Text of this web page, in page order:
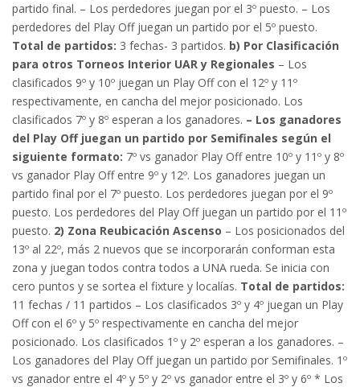
partido final. – Los perdedores juegan por el 3º puesto. – Los
perdedores del Play Off juegan un partido por el 5º puesto.
Total de partidos: 3 fechas- 3 partidos. b) Por Clasificación
para otros Torneos Interior UAR y Regionales – Los
clasificados 9º y 10º juegan un Play Off con el 12º y 11º
respectivamente, en cancha del mejor posicionado. Los
clasificados 7º y 8º esperan a los ganadores. – Los ganadores
del Play Off juegan un partido por Semifinales según el
siguiente formato: 7º vs ganador Play Off entre 10º y 11º y 8º
vs ganador Play Off entre 9º y 12º. Los ganadores juegan un
partido final por el 7º puesto. Los perdedores juegan por el 9º
puesto. Los perdedores del Play Off juegan un partido por el 11º
puesto. 2) Zona Reubicación Ascenso – Los posicionados del
13º al 22º, más 2 nuevos que se incorporarán conforman esta
zona y juegan todos contra todos a UNA rueda. Se inicia con
cero puntos y se sortea el fixture y localías. Total de partidos:
11 fechas / 11 partidos – Los clasificados 3º y 4º juegan un Play
Off con el 6º y 5º respectivamente en cancha del mejor
posicionado. Los clasificados 1º y 2º esperan a los ganadores. –
Los ganadores del Play Off juegan un partido por Semifinales. 1º
vs ganador entre el 4º y 5º y 2º vs ganador entre el 3º y 6º * Los